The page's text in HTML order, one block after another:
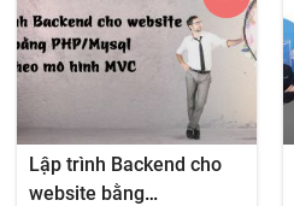
Lập trình Backend cho
website bằng